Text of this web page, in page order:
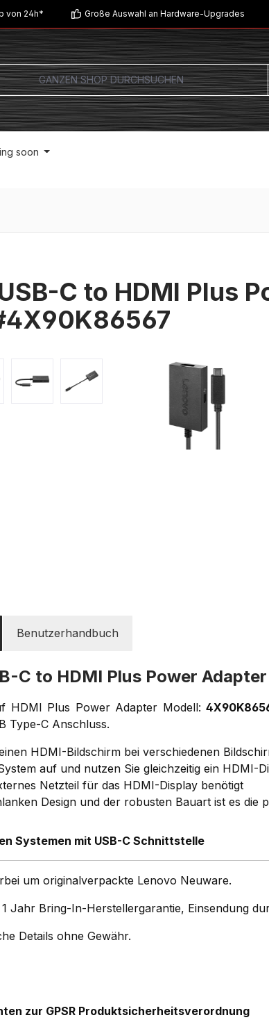
von 24h* Große Auswahl an Hardware-Upgrades
soon
C to HDMI Plus
Benutzerhandbuch
C to HDMI Plus Power
HDMI Plus Power Adapter Modell:
Type-C Anschluss.
HDMI-Bildschirm bei verschiedenen
auf und nutzen Sie gleichzeitig ein HDMI-
Netzteil für das HDMI-Display benötigt
Design und der robusten Bauart ist es die
Systemen mit USB-C Schnittstelle
um originalverpackte Lenovo Neuware.
Jahr Bring-In-Herstellergarantie, Einsendung
Details ohne Gewähr.
zur GPSR Produktsicherheitsverordnung